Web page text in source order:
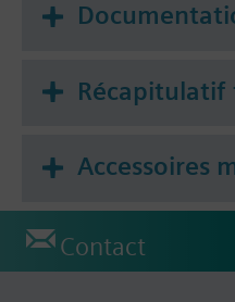
chauffage à 1 niveau
Récapitulatif
Accessoires
Contact